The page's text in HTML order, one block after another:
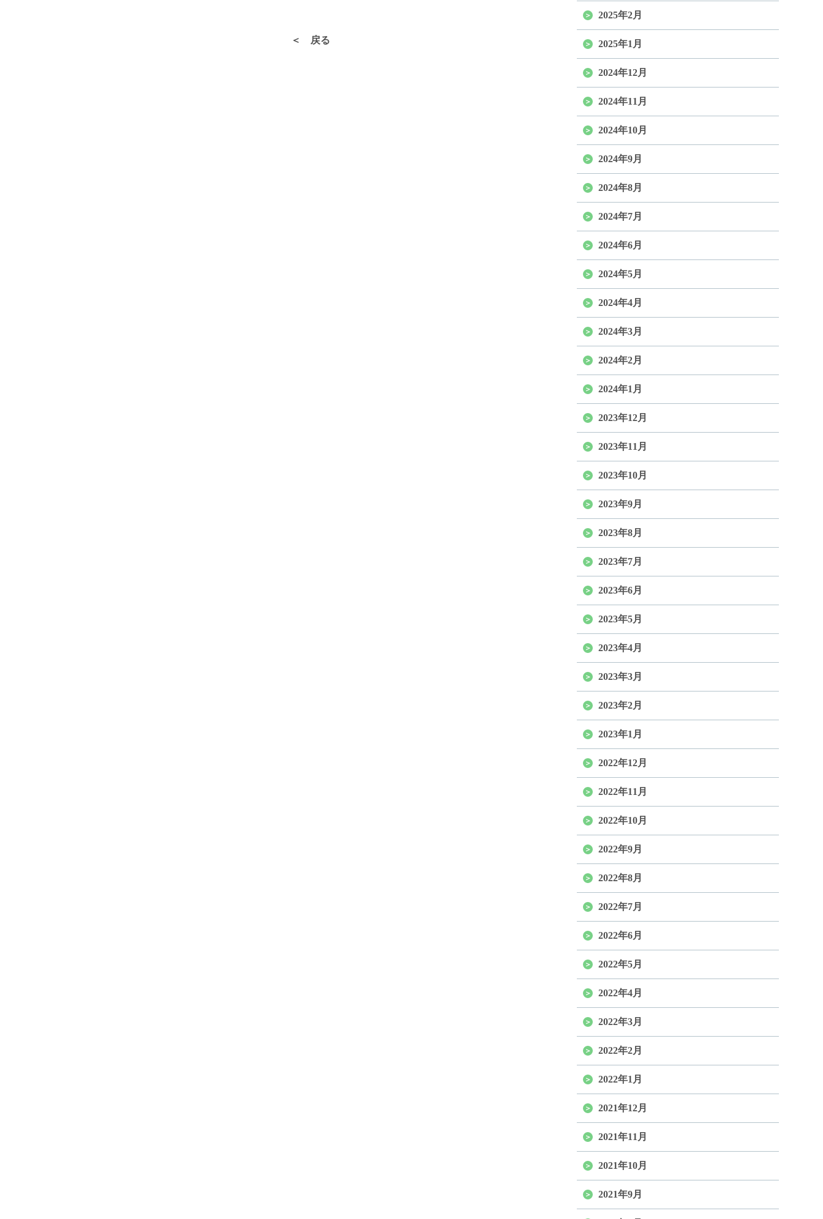
＜ 戻る
2025年2月
2025年1月
2024年12月
2024年11月
2024年10月
2024年9月
2024年8月
2024年7月
2024年6月
2024年5月
2024年4月
2024年3月
2024年2月
2024年1月
2023年12月
2023年11月
2023年10月
2023年9月
2023年8月
2023年7月
2023年6月
2023年5月
2023年4月
2023年3月
2023年2月
2023年1月
2022年12月
2022年11月
2022年10月
2022年9月
2022年8月
2022年7月
2022年6月
2022年5月
2022年4月
2022年3月
2022年2月
2022年1月
2021年12月
2021年11月
2021年10月
2021年9月